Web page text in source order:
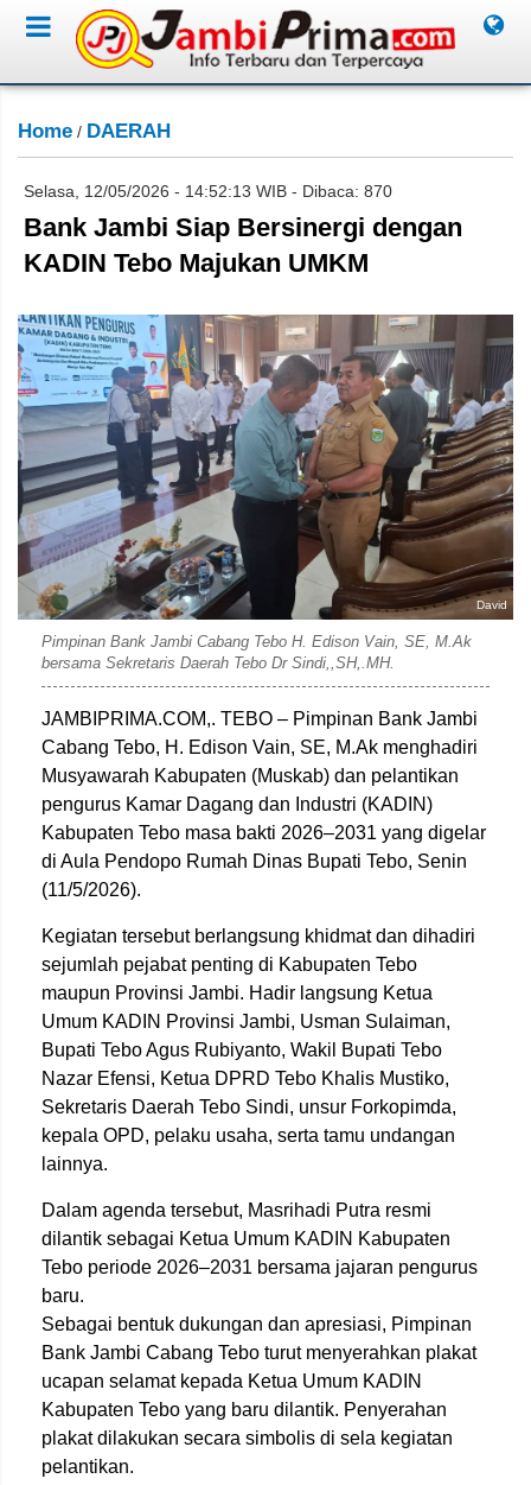
Home / DAERAH
Selasa, 12/05/2026 - 14:52:13 WIB - Dibaca: 870
Bank Jambi Siap Bersinergi dengan
KADIN Tebo Majukan UMKM
David
Pimpinan Bank Jambi Cabang Tebo H. Edison Vain, SE, M.Ak
bersama Sekretaris Daerah Tebo Dr Sindi,,SH,.MH.
JAMBIPRIMA.COM,. TEBO – Pimpinan Bank Jambi
Cabang Tebo, H. Edison Vain, SE, M.Ak menghadiri
Musyawarah Kabupaten (Muskab) dan pelantikan
pengurus Kamar Dagang dan Industri (KADIN)
Kabupaten Tebo masa bakti 2026–2031 yang digelar
di Aula Pendopo Rumah Dinas Bupati Tebo, Senin
(11/5/2026).
Kegiatan tersebut berlangsung khidmat dan dihadiri
sejumlah pejabat penting di Kabupaten Tebo
maupun Provinsi Jambi. Hadir langsung Ketua
Umum KADIN Provinsi Jambi, Usman Sulaiman,
Bupati Tebo Agus Rubiyanto, Wakil Bupati Tebo
Nazar Efensi, Ketua DPRD Tebo Khalis Mustiko,
Sekretaris Daerah Tebo Sindi, unsur Forkopimda,
kepala OPD, pelaku usaha, serta tamu undangan
lainnya.
Dalam agenda tersebut, Masrihadi Putra resmi
dilantik sebagai Ketua Umum KADIN Kabupaten
Tebo periode 2026–2031 bersama jajaran pengurus
baru.
Sebagai bentuk dukungan dan apresiasi, Pimpinan
Bank Jambi Cabang Tebo turut menyerahkan plakat
ucapan selamat kepada Ketua Umum KADIN
Kabupaten Tebo yang baru dilantik. Penyerahan
plakat dilakukan secara simbolis di sela kegiatan
pelantikan.